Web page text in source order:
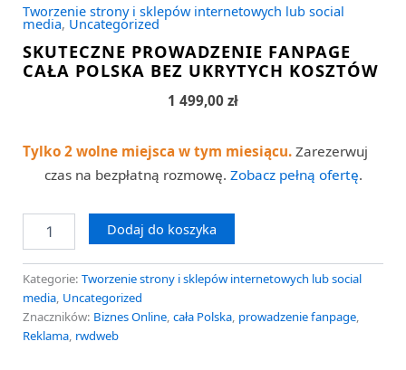
Tworzenie strony i sklepów internetowych lub social
media, Uncategorized
SKUTECZNE PROWADZENIE FANPAGE
CAŁA POLSKA BEZ UKRYTYCH KOSZTÓW
1 499,00 zł
Tylko 2 wolne miejsca w tym miesiącu. Zarezerwuj
czas na bezpłatną rozmowę. Zobacz pełną ofertę.
Dodaj do koszyka
Kategorie: Tworzenie strony i sklepów internetowych lub social
media, Uncategorized
Znaczników: Biznes Online, cała Polska, prowadzenie fanpage,
Reklama, rwdweb